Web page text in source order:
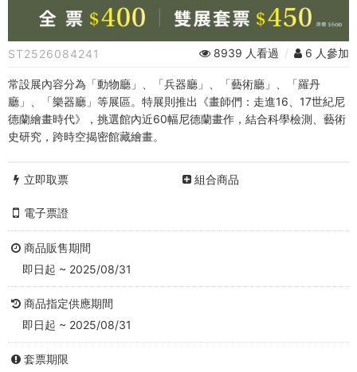
16、
17
世
紀
尼
德
蘭
繪
畫
時
代》
ST2526084241 8939 人看過 / 6 人參加
常設展內容分為「動物廳」、「兵器廳」、「藝術廳」、「羅丹
廳」、「樂器廳」等展區。特展則推出《畫師們：走進16、17世紀尼
德蘭繪畫時代》，挑選館內近60幅尼德蘭畫作，結合科學檢測、藝術
史研究，跨時空揭密館藏繪畫。
立即取票 組合商品
電子票證
商品販售期間
即日起 ~ 2025/08/31
商品指定供應期間
即日起 ~ 2025/08/31
套票期限